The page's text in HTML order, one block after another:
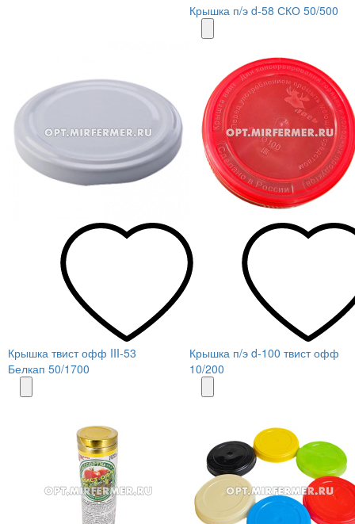
Крышка п/э d-58 СКО 50/500
Крышка твист офф III-53
Белкап 50/1700
Крышка п/э d-100 твист офф
10/200